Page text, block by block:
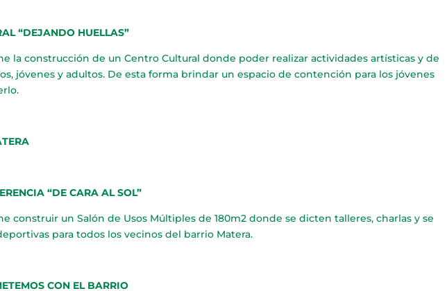
“DEJANDO HUELLAS”
la construcción de un Centro Cultural donde poder realizar actividades artísticas y de
jóvenes y adultos. De esta forma brindar un espacio de contención para los jóvenes
“DE CARA AL SOL”
construir un Salón de Usos Múltiples de 180m2 donde se dicten talleres, charlas y se
para todos los vecinos del barrio Matera.
CON EL BARRIO